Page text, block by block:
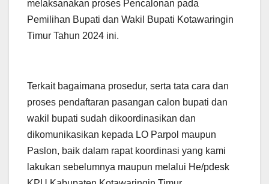
melaksanakan proses Pencalonan pada
Pemilihan Bupati dan Wakil Bupati Kotawaringin
Timur Tahun 2024 ini.
Terkait bagaimana prosedur, serta tata cara dan
proses pendaftaran pasangan calon bupati dan
wakil bupati sudah dikoordinasikan dan
dikomunikasikan kepada LO Parpol maupun
Paslon, baik dalam rapat koordinasi yang kami
lakukan sebelumnya maupun melalui He/pdesk